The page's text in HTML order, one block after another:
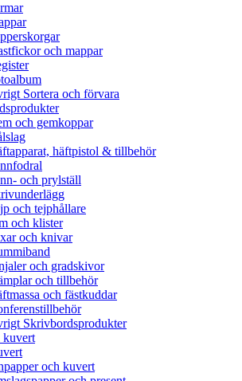
och mappar
Sortera och förvara
och gemkoppar
häftpistol & tillbehör
och prylställ
och tejphållare
och klister
och knivar
och gradskivor
och tillbehör
och fästkuddar
Skrivbordsprodukter
kuvert
och kuvert